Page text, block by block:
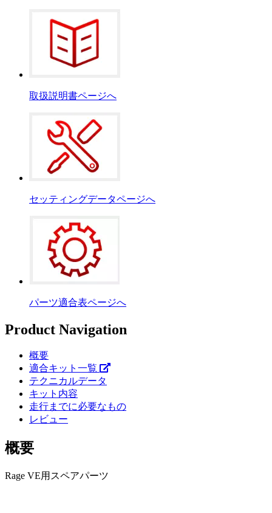
取扱説明書ページへ
セッティングデータページへ
パーツ適合表ページへ
Product Navigation
概要
適合キット一覧
テクニカルデータ
キット内容
走行までに必要なもの
レビュー
概要
Rage VE用スペアパーツ